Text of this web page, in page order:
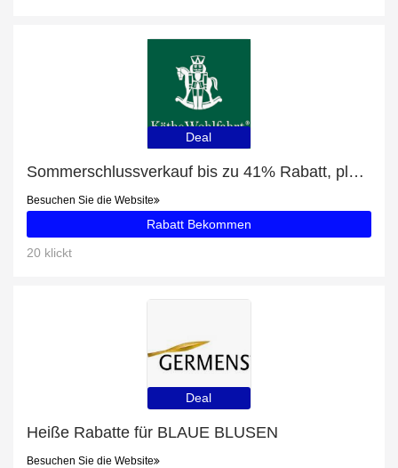
Deal
Sommerschlussverkauf bis zu 41% Rabatt, plus Schwibbogen "Weihnachtlicher Marktplatz" mit 5% Rabatt
Besuchen Sie die Website
Rabatt Bekommen
20 klickt
Deal
Heiße Rabatte für BLAUE BLUSEN
Besuchen Sie die Website